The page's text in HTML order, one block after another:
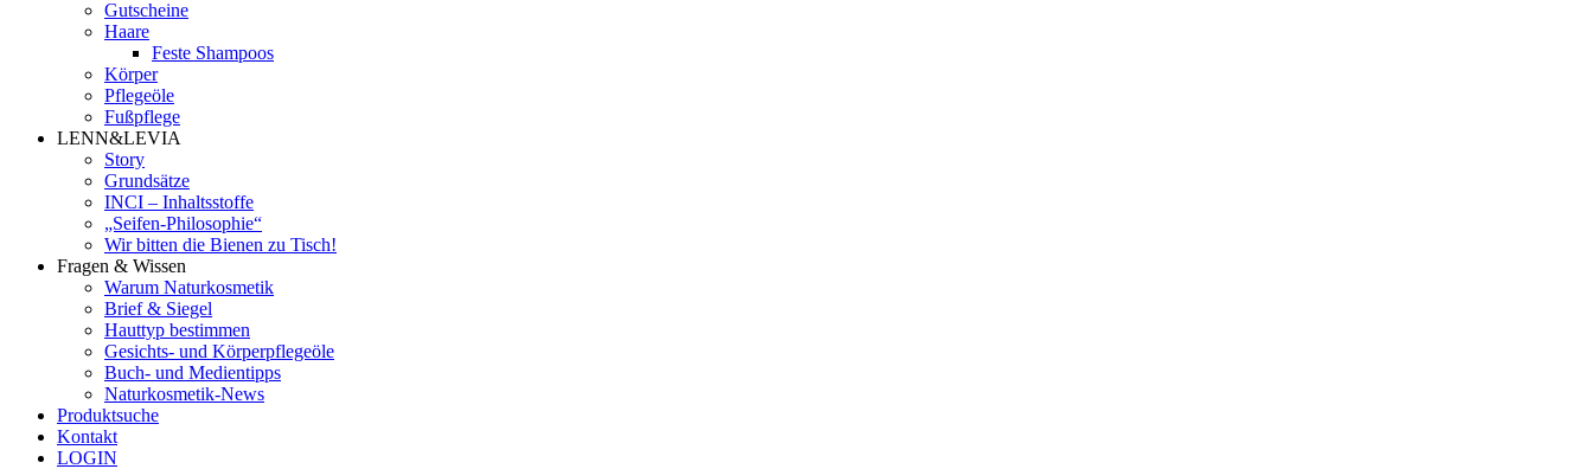
Gutscheine
Haare
Feste Shampoos
Körper
Pflegeöle
Fußpflege
LENN&LEVIA
Story
Grundsätze
INCI – Inhaltsstoffe
„Seifen-Philosophie“
Wir bitten die Bienen zu Tisch!
Fragen & Wissen
Warum Naturkosmetik
Brief & Siegel
Hauttyp bestimmen
Gesichts- und Körperpflegeöle
Buch- und Medientipps
Naturkosmetik-News
Produktsuche
Kontakt
LOGIN